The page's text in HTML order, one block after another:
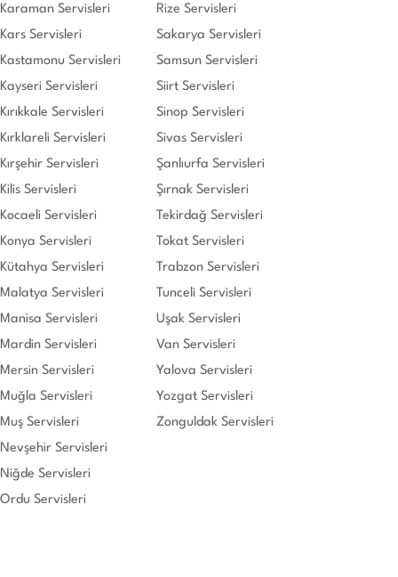
Karaman Servisleri
Kars Servisleri
Kastamonu Servisleri
Kayseri Servisleri
Kırıkkale Servisleri
Kırklareli Servisleri
Kırşehir Servisleri
Kilis Servisleri
Kocaeli Servisleri
Konya Servisleri
Kütahya Servisleri
Malatya Servisleri
Manisa Servisleri
Mardin Servisleri
Mersin Servisleri
Muğla Servisleri
Muş Servisleri
Nevşehir Servisleri
Niğde Servisleri
Ordu Servisleri
Rize Servisleri
Sakarya Servisleri
Samsun Servisleri
Siirt Servisleri
Sinop Servisleri
Sivas Servisleri
Şanlıurfa Servisleri
Şırnak Servisleri
Tekirdağ Servisleri
Tokat Servisleri
Trabzon Servisleri
Tunceli Servisleri
Uşak Servisleri
Van Servisleri
Yalova Servisleri
Yozgat Servisleri
Zonguldak Servisleri